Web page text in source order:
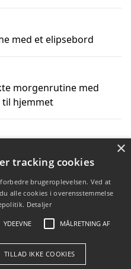
med et elipsebord
morgenrutine med
til hjemmet
kaffehjørne med runde
×
tracking cookies
brugeroplevelsen. Ved at
alle cookies i overensstemmelse
Detaljer
YDEEVNE MÅLRETNING AF
TILLAD IKKE COOKIES